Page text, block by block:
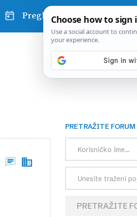
Pregled dana
PRETRAŽITE FORUM
PRETRAŽITE